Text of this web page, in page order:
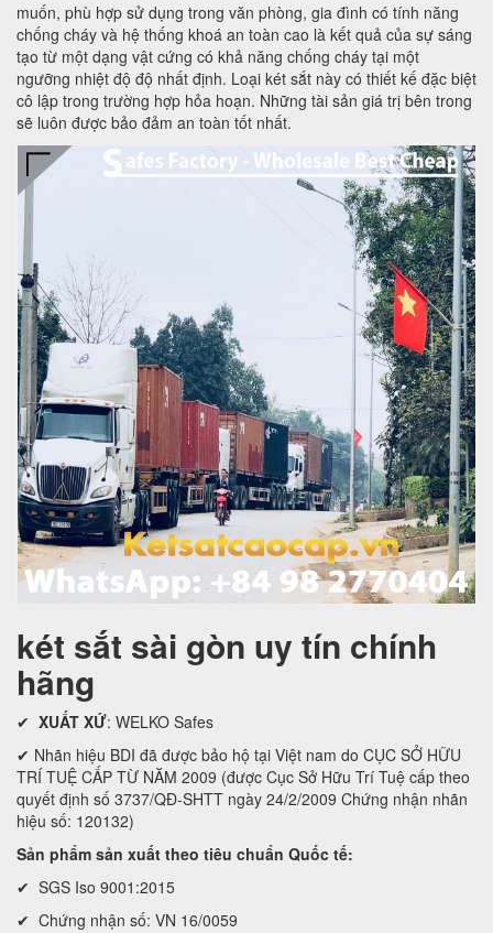
muốn, phù hợp sử dụng trong văn phòng, gia đình có tính năng
chống cháy và hệ thống khoá an toàn cao là kết quả của sự sáng
tạo từ một dạng vật cứng có khả năng chống cháy tại một
ngưỡng nhiệt độ độ nhất định. Loại két sắt này có thiết kế đặc biệt
cô lập trong trường hợp hỏa hoạn. Những tài sản giá trị bên trong
sẽ luôn được bảo đảm an toàn tốt nhất.
két sắt sài gòn uy tín chính
hãng
✔ XUẤT XỨ: WELKO Safes
✔ Nhãn hiệu BDI đã được bảo hộ tại Việt nam do CỤC SỞ HỮU
TRÍ TUỆ CẤP TỪ NĂM 2009 (được Cục Sở Hữu Trí Tuệ cấp theo
quyết định số 3737/QĐ-SHTT ngày 24/2/2009 Chứng nhận nhãn
hiệu số: 120132)
Sản phẩm sản xuất theo tiêu chuẩn Quốc tế:
✔ SGS Iso 9001:2015
✔ Chứng nhận số: VN 16/0059